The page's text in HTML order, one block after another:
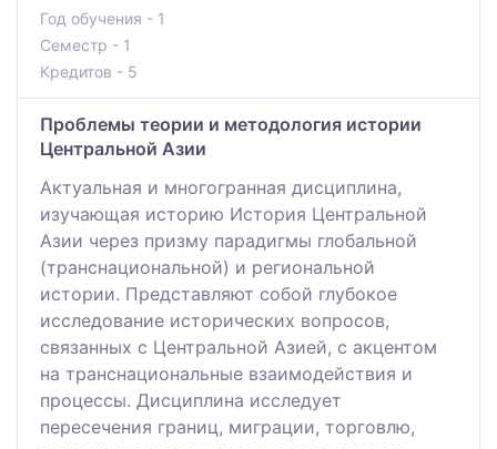
Год обучения - 1
Семестр - 1
Кредитов - 5
Проблемы теории и методология истории
Центральной Азии
Актуальная и многогранная дисциплина,
изучающая историю История Центральной
Азии через призму парадигмы глобальной
(транснациональной) и региональной
истории. Представляют собой глубокое
исследование исторических вопросов,
связанных с Центральной Азией, с акцентом
на транснациональные взаимодействия и
процессы. Дисциплина исследует
пересечения границ, миграции, торговлю,